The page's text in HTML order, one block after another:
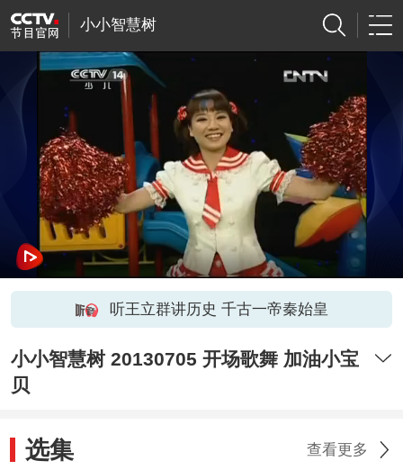
小小智慧树
听王立群讲历史 千古一帝秦始皇
小小智慧树 20130705 开场歌舞 加油小宝
贝
选集 查看更多